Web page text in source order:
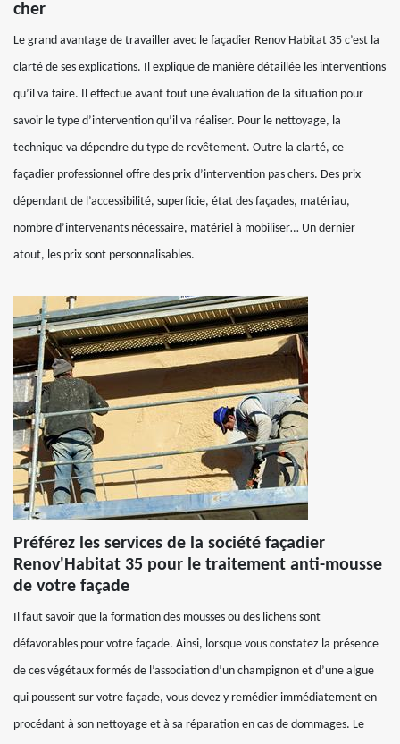
cher
Le grand avantage de travailler avec le façadier Renov'Habitat 35 c’est la
clarté de ses explications. Il explique de manière détaillée les interventions
qu’il va faire. Il effectue avant tout une évaluation de la situation pour
savoir le type d’intervention qu’il va réaliser. Pour le nettoyage, la
technique va dépendre du type de revêtement. Outre la clarté, ce
façadier professionnel offre des prix d’intervention pas chers. Des prix
dépendant de l’accessibilité, superficie, état des façades, matériau,
nombre d’intervenants nécessaire, matériel à mobiliser… Un dernier
atout, les prix sont personnalisables.
Préférez les services de la société façadier
Renov'Habitat 35 pour le traitement anti-mousse
de votre façade
Il faut savoir que la formation des mousses ou des lichens sont
défavorables pour votre façade. Ainsi, lorsque vous constatez la présence
de ces végétaux formés de l’association d’un champignon et d’une algue
qui poussent sur votre façade, vous devez y remédier immédiatement en
procédant à son nettoyage et à sa réparation en cas de dommages. Le